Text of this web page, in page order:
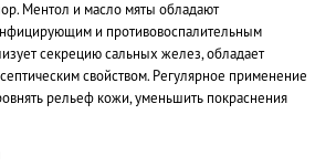
Ментол и масло мяты обладают
и противовоспалительным
секрецию сальных желез, обладает
свойством. Регулярное применение
рельеф кожи, уменьшить покраснения